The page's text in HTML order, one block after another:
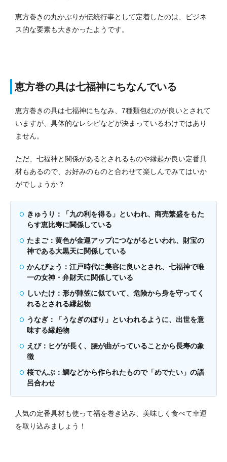
恵方巻きの丸かぶりが伝統行事として定着したのは、ビジネ
ス的な要素も大きかったようです。
恵方巻の具は七福神にちなんでいる
恵方巻きの具は七福神にちなみ、7種類包むのが良いとされて
いますが、具体的なレシピなどが決まっているわけではあり
ません。
ただ、七福神と関係があるとされるものや縁起が良い定番具
材もあるので、お好みのものと合わせて楽しんでみてはいか
がでしょうか？
きゅうり：「九の利を得る」といわれ、商売繁盛をもた
らす恵比寿に関係している
たまご：黄色が金運アップにつながるといわれ、財宝の
神である大黒天に関係している
かんぴょう：江戸時代に美容に良いとされ、七福神で唯
一の女神・弁財天に関係している
しいたけ：形が陣笠に似ていて、危険から身を守ってく
れるとされる縁起物
うなぎ：「うなぎのぼり」といわれるように、出世を意
味する縁起物
えび：ヒゲが長く、腰が曲がっていることから長寿の象
徴
桜でんぶ：鯛などから作られたもので「めでたい」の語
呂合わせ
人気の定番具材も使って福を巻き込み、美味しく食べて幸運
を取り込みましょう！